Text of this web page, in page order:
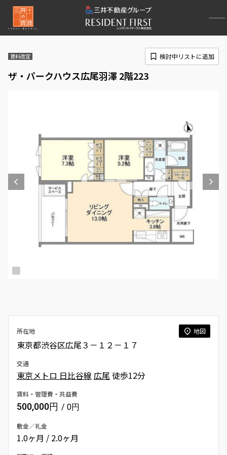
賃料改定
ザ・パークハウス広尾羽澤 2階223
検討中リストに追加
所在地 地図
東京都渋谷区広尾３－１２－１７
交通
東京メトロ 日比谷線 広尾 徒歩12分
賃料・管理費・共益費
500,000円 / 0円
敷金／礼金
1.0ヶ月 / 2.0ヶ月